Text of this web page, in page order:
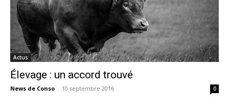
Actus
Élevage : un accord trouvé
News de Conso - 10 septembre 2016 0